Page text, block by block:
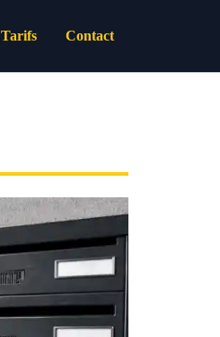
Tarifs Contact